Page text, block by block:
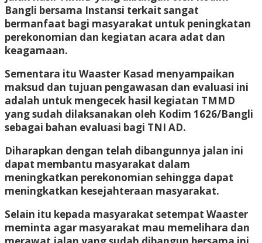
Bangli bersama Instansi terkait sangat
bermanfaat bagi masyarakat untuk peningkatan
perekonomian dan kegiatan acara adat dan
keagamaan.
Sementara itu Waaster Kasad menyampaikan
maksud dan tujuan pengawasan dan evaluasi ini
adalah untuk mengecek hasil kegiatan TMMD
yang sudah dilaksanakan oleh Kodim 1626/Bangli
sebagai bahan evaluasi bagi TNI AD.
Diharapkan dengan telah dibangunnya jalan ini
dapat membantu masyarakat dalam
meningkatkan perekonomian sehingga dapat
meningkatkan kesejahteraan masyarakat.
Selain itu kepada masyarakat setempat Waaster
meminta agar masyarakat mau memelihara dan